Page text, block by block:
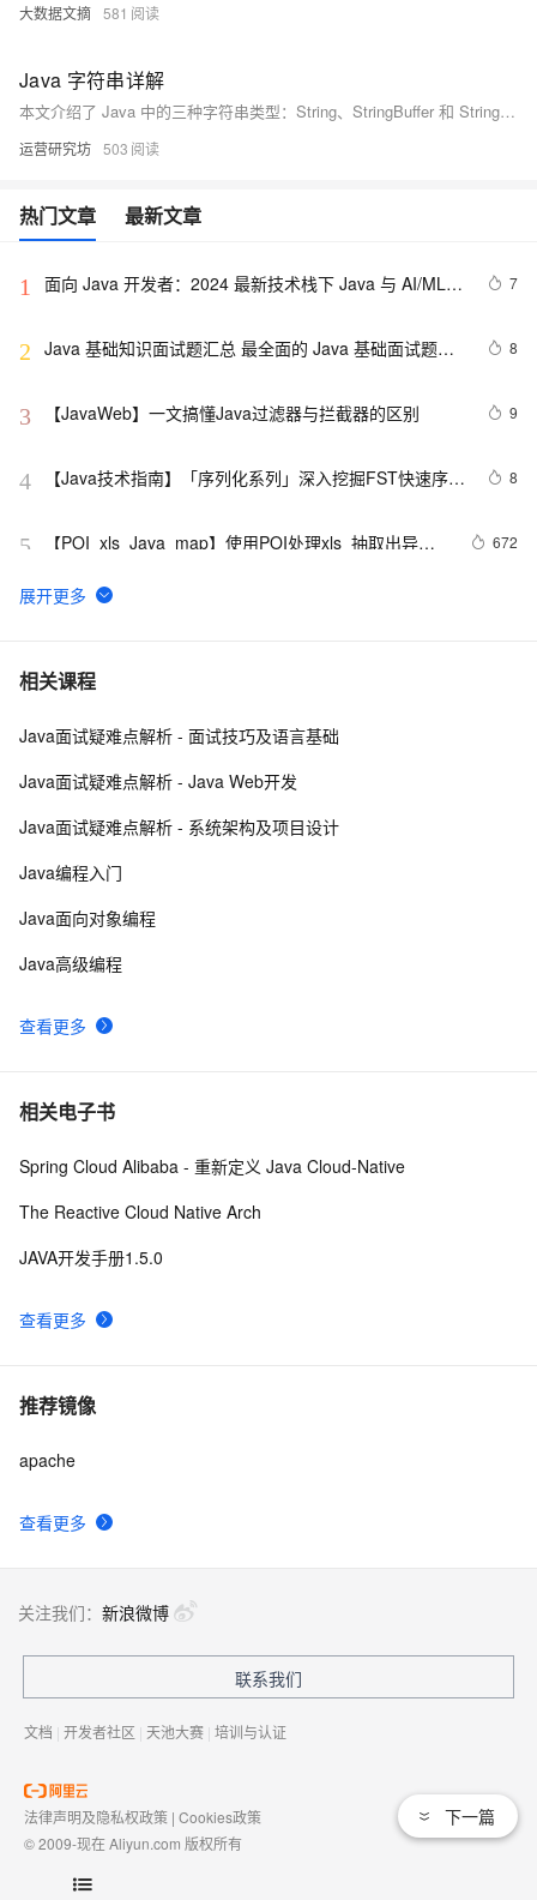
大数据文摘 581
Java 字符串详解
本文介绍了 Java 中的三种字符串类型：String、StringBuffer 和 StringBuilder，详细讲解了它们的区别与使用场景。String 是不可变的字符串常量，线程安全但操作效率较低；StringBuffer 是可变的字符串缓冲区，线程安全但性能稍逊；StringBuilder 同样是可变的字符串缓冲区，但非线程安全，性能更高。文章还列举了三者的常用方法，并总结了它们在不同环境下的适用情况及执行速度对比。
运营研究坊 503
热门文章 最新文章
1
面向 Java 开发者：2024 最新技术栈下 Java 与 AI/ML
7
2 Java 基础知识面试题汇总 最全面的 Java 基础面试题整
8
3 【JavaWeb】一文搞懂Java过滤器与拦截器的区别 9
4
【Java技术指南】「序列化系列」深入挖掘FST快速序列
8
5
【POI  xls  Java  map】使用POI处理xls  抽取出异常
高度
672
6 Java 注解 阐释 hibernate ORM
7 java 中的多线程   内部类实现 数据共享 和 Runnable实
8 Java程序利用main函数中args参数实现参数的传递
破 1 万次！
102. Java中的垃圾收集 - GC参考手册
相关课程
查看更多
Java面试疑难点解析 - 面试技巧及语言基础
Java面试疑难点解析 - Java Web开发
Java面试疑难点解析 - 系统架构及项目设计
Java编程入门
Java面向对象编程
Java高级编程
相关电子书
查看更多
Spring Cloud Alibaba - 重新定义 Java Cloud-Native
The Reactive Cloud Native Arch
JAVA开发手册1.5.0
推荐镜像
查看更多
apache
下一篇
关注我们： 新浪微博
联系我们
文档 | 开发者社区 | 天池大赛 | 培训与认证
法律声明及隐私权政策 | Cookies政策
© 2009-现在 Aliyun.com 版权所有
域名注册服务机构许可：